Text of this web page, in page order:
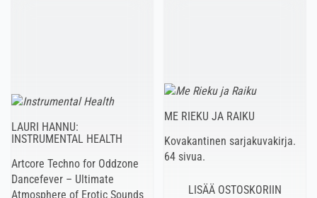
LAURI HANNU:
INSTRUMENTAL HEALTH
Artcore Techno for Oddzone
Dancefever – Ultimate
Atmosphere of Erotic Sounds
ME RIEKU JA RAIKU
Kovakantinen sarjakuvakirja.
64 sivua.